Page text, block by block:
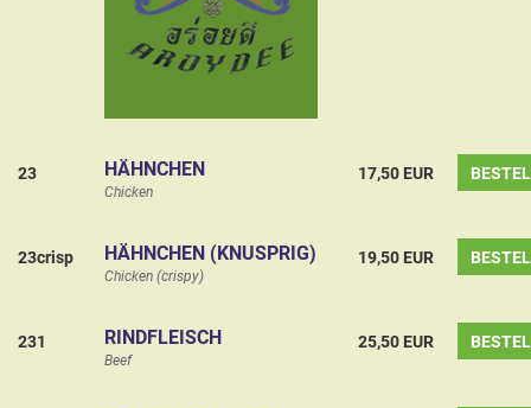
23 HÄHNCHEN
Chicken
17,50 EUR
23crisp HÄHNCHEN (KNUSPRIG)
Chicken (crispy)
19,50 EUR
231 RINDFLEISCH
Beef
25,50 EUR